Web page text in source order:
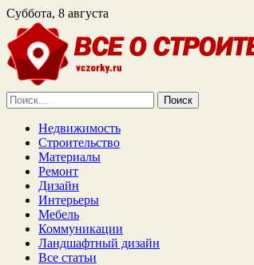
Суббота, 8 августа
Найти:
Недвижимость
Строительство
Материалы
Ремонт
Дизайн
Интерьеры
Мебель
Коммуникации
Ландшафтный дизайн
Все статьи